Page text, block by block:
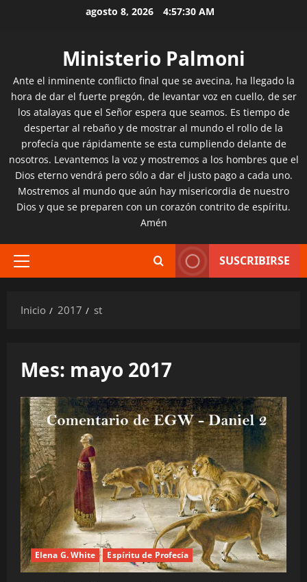
agosto 8, 2026 4:57:32 AM
Ministerio Palmoni
Ante el inminente conflicto final que se avecina, ha llegado la
hora de dar el fuerte pregón, de levantar voz en cuello, de ser
los atalayas que el Señor espera que seamos. Es tiempo de
despertar al rebaño y de mostrar al mundo el rollo de la
profecía que rápidamente se esta cumpliendo delante de
nosotros. Levantemos la voz y mostremos a los hombres que el
Dios eterno vendrá pero sólo a dar el justo pago a cada uno.
Mostremos al mundo que aún hay misericordia de nuestro
Dios y que se preparen con un corazón contrito de espíritu.
Amén
Menú
SUSCRIBIRSE
Inicio 2017 st
Mes: mayo 2017
Elena G. White Espíritu de Profecía